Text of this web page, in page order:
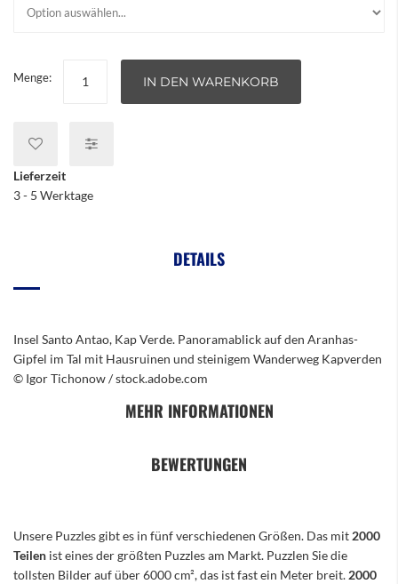
Menge: IN DEN WARENKORB
Lieferzeit
3 - 5 Werktage
DETAILS
Insel Santo Antao, Kap Verde. Panoramablick auf den Aranhas-
Gipfel im Tal mit Hausruinen und steinigem Wanderweg Kapverden
© Igor Tichonow / stock.adobe.com
MEHR INFORMATIONEN
BEWERTUNGEN
Unsere Puzzles gibt es in fünf verschiedenen Größen. Das mit 2000
Teilen ist eines der größten Puzzles am Markt. Puzzlen Sie die
tollsten Bilder auf über 6000 cm², das ist fast ein Meter breit. 2000